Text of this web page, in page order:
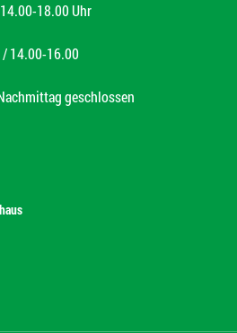
18.00 Uhr
14.00-16.00
geschlossen